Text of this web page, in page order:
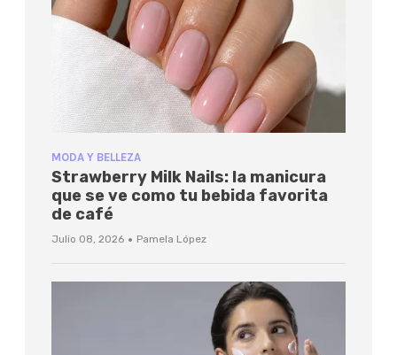
MODA Y BELLEZA
Strawberry Milk Nails: la manicura
que se ve como tu bebida favorita
de café
Julio 08, 2026 · Pamela López